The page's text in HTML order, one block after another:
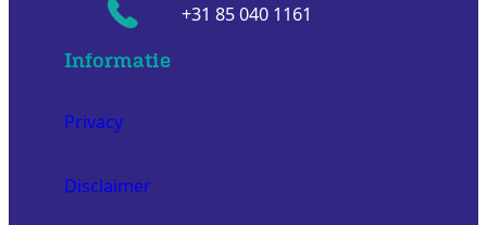
+31 85 040 1161
Informatie
Privacy
Disclaimer